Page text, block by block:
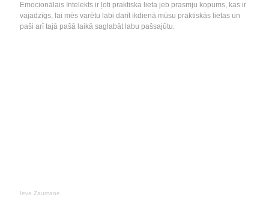
Emocionālais Intelekts ir ļoti praktiska lieta jeb prasmju kopums, kas ir
vajadzīgs, lai mēs varētu labi darīt ikdienā mūsu praktiskās lietas un
paši arī tajā pašā laikā saglabāt labu pašsajūtu.
Ieva Zaumane